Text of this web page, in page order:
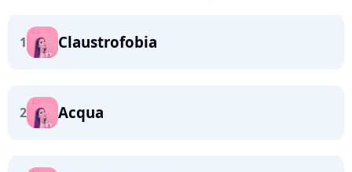
1 Claustrofobia
2 Acqua